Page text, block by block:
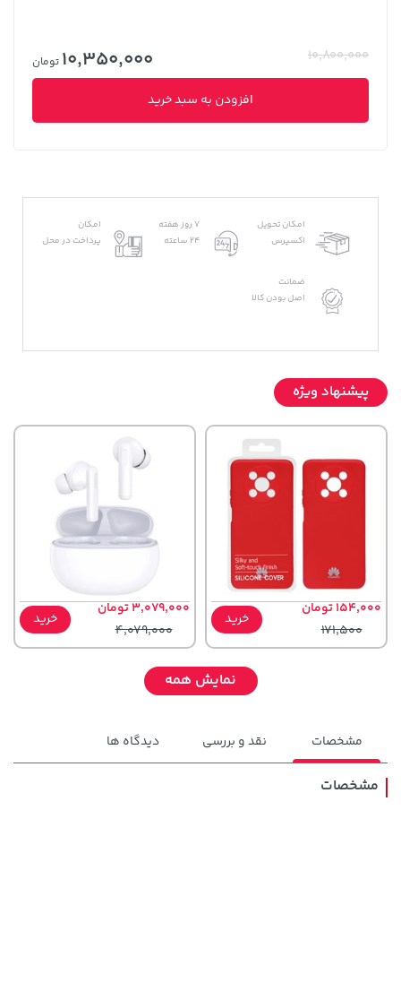
10,800,000
10,350,000 تومان
افزودن به سبد خرید
امکان تحویل
اکسپرس
7 روز هفته
24 ساعته
امکان
پرداخت در محل
ضمانت
اصل بودن کالا
پیشنهاد ویژه
154,000 تومان
171,500
خرید
3,079,000 تومان
4,079,000
خرید
نمایش همه
مشخصات نقد و بررسی دیدگاه ها
مشخصات